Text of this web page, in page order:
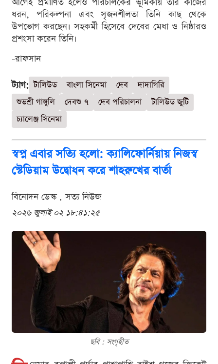
ধরন, পরিকল্পনা এবং সৃজনশীলতা তিনি কাছ থেকে
উপভোগ করছেন। সহকর্মী হিসেবে দেবের মেধা ও নিষ্ঠারও
প্রশংসা করেন তিনি।
-রাফসান
ট্যাগ: টালিউড বাংলা সিনেমা দেব
দাদাগিরি
শুভশ্রী গাঙ্গুলি
দেবশু ৭ দেব পরিচালনা
টালিউড জুটি
চ্যালেঞ্জ সিনেমা
স্বপ্ন এবার সত্যি হলো: ক্যালিফোর্নিয়ায় নিজস্ব
স্টেডিয়াম উদ্বোধন করে শাহরুখের বার্তা
বিনোদন ডেস্ক . সত্য নিউজ
২০২৬ জুলাই ০২ ১৮:৪১:২৫
ছবি : সংগৃহীত